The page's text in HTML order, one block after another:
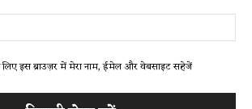
लिए इस ब्राउज़र में मेरा नाम, ईमेल और वेबसाइट सहेजें